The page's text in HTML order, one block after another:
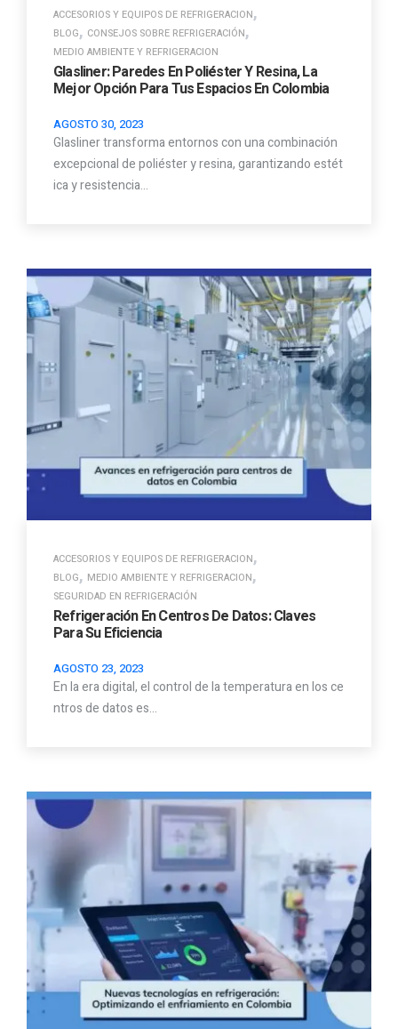
ACCESORIOS Y EQUIPOS DE REFRIGERACION,
BLOG, CONSEJOS SOBRE REFRIGERACIÓN,
MEDIO AMBIENTE Y REFRIGERACION
Glasliner: Paredes En Poliéster Y Resina, La
Mejor Opción Para Tus Espacios En Colombia
AGOSTO 30, 2023
Glasliner transforma entornos con una combinación
excepcional de poliéster y resina, garantizando estét
ica y resistencia…
ACCESORIOS Y EQUIPOS DE REFRIGERACION,
BLOG, MEDIO AMBIENTE Y REFRIGERACION,
SEGURIDAD EN REFRIGERACIÓN
Refrigeración En Centros De Datos: Claves
Para Su Eficiencia
AGOSTO 23, 2023
En la era digital, el control de la temperatura en los ce
ntros de datos es…